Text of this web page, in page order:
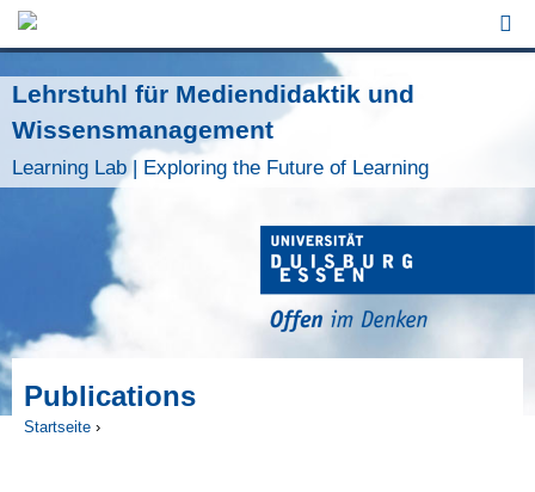
Jump to Navigation
Lehrstuhl für Mediendidaktik und
Wissensmanagement
Learning Lab | Exploring the Future of Learning
Publications
Startseite ›